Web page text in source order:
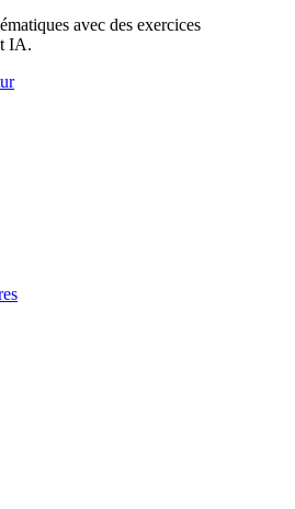
avec des exercices
IA.